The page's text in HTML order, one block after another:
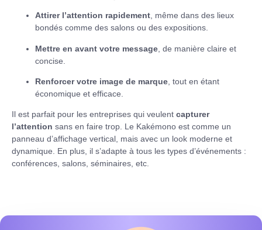
Attirer l’attention rapidement , même dans des lieux
bondés comme des salons ou des expositions.
Mettre en avant votre message , de manière claire et
concise.
Renforcer votre image de marque , tout en étant
économique et efficace.
Il est parfait pour les entreprises qui veulent capturer
l’attention sans en faire trop. Le Kakémono est comme un
panneau d’affichage vertical, mais avec un look moderne et
dynamique. En plus, il s’adapte à tous les types d’événements :
conférences, salons, séminaires, etc.